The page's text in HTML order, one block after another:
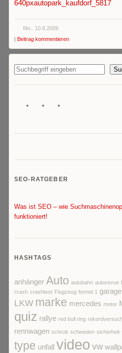
Mo.. 10.8.2009
| Beitrag kommentieren
SEO-RATGEBER
Was ist SEO – wie
funktioniert!
HASHTAGS
anhänger Auto autobahn autorevue
crash crashtest Flugzeug formel 1 garage
LKW marke mercedes motor
quiz rallye red bull ring
rennwagen schrott schweden sicherheit
type unfall video vw